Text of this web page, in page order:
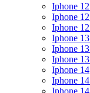
Iphone
Iphone
Iphone
Iphone
Iphone
Iphone
Iphone 14
Iphone
Iphone